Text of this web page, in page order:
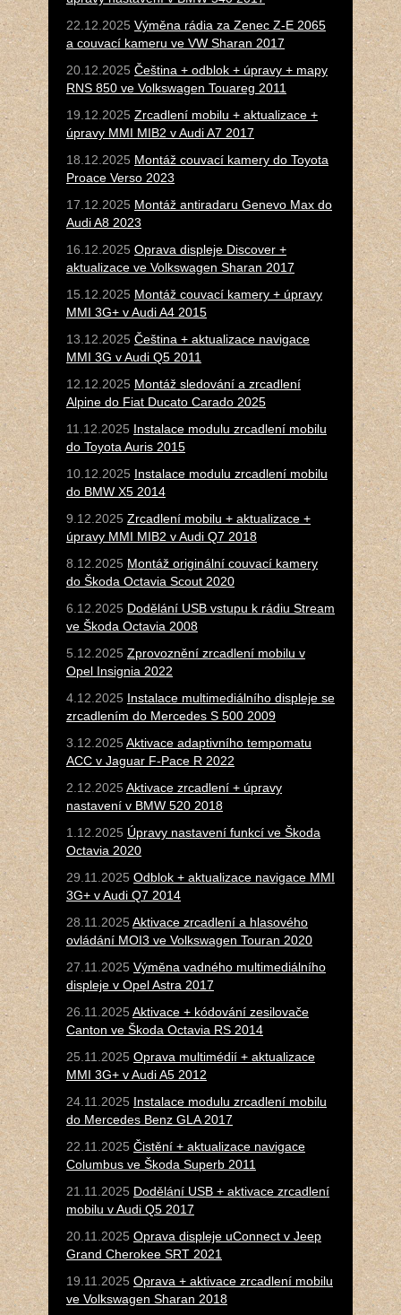
22.12.2025 Výměna rádia za Zenec Z-E 2065
a couvací kameru ve VW Sharan 2017
20.12.2025 Čeština + odblok + úpravy + mapy
RNS 850 ve Volkswagen Touareg 2011
19.12.2025 Zrcadlení mobilu + aktualizace +
úpravy MMI MIB2 v Audi A7 2017
18.12.2025 Montáž couvací kamery do Toyota
Proace Verso 2023
17.12.2025 Montáž antiradaru Genevo Max do
Audi A8 2023
16.12.2025 Oprava displeje Discover +
aktualizace ve Volkswagen Sharan 2017
15.12.2025 Montáž couvací kamery + úpravy
MMI 3G+ v Audi A4 2015
13.12.2025 Čeština + aktualizace navigace
MMI 3G v Audi Q5 2011
12.12.2025 Montáž sledování a zrcadlení
Alpine do Fiat Ducato Carado 2025
11.12.2025 Instalace modulu zrcadlení mobilu
do Toyota Auris 2015
10.12.2025 Instalace modulu zrcadlení mobilu
do BMW X5 2014
9.12.2025 Zrcadlení mobilu + aktualizace +
úpravy MMI MIB2 v Audi Q7 2018
8.12.2025 Montáž originální couvací kamery
do Škoda Octavia Scout 2020
6.12.2025 Dodělání USB vstupu k rádiu Stream
ve Škoda Octavia 2008
5.12.2025 Zprovoznění zrcadlení mobilu v
Opel Insignia 2022
4.12.2025 Instalace multimediálního displeje se
zrcadlením do Mercedes S 500 2009
3.12.2025 Aktivace adaptivního tempomatu
ACC v Jaguar F-Pace R 2022
2.12.2025 Aktivace zrcadlení + úpravy
nastavení v BMW 520 2018
1.12.2025 Úpravy nastavení funkcí ve Škoda
Octavia 2020
29.11.2025 Odblok + aktualizace navigace MMI
3G+ v Audi Q7 2014
28.11.2025 Aktivace zrcadlení a hlasového
ovládání MOI3 ve Volkswagen Touran 2020
27.11.2025 Výměna vadného multimediálního
displeje v Opel Astra 2017
26.11.2025 Aktivace + kódování zesilovače
Canton ve Škoda Octavia RS 2014
25.11.2025 Oprava multimédií + aktualizace
MMI 3G+ v Audi A5 2012
24.11.2025 Instalace modulu zrcadlení mobilu
do Mercedes Benz GLA 2017
22.11.2025 Čistění + aktualizace navigace
Columbus ve Škoda Superb 2011
21.11.2025 Dodělání USB + aktivace zrcadlení
mobilu v Audi Q5 2017
20.11.2025 Oprava displeje uConnect v Jeep
Grand Cherokee SRT 2021
19.11.2025 Oprava + aktivace zrcadlení mobilu
ve Volkswagen Sharan 2018